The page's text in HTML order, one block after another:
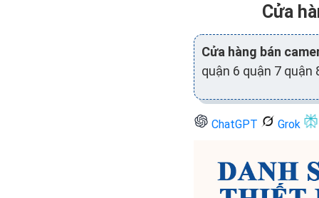
Cửa
Cửa hàng bán
quận 6 quận 7 quận
ChatGPT Grok